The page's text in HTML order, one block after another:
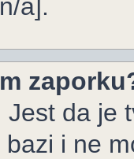
a].
Jest da je
i ne